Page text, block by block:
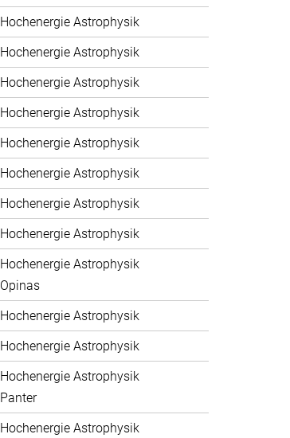
Hochenergie Astrophysik
Hochenergie Astrophysik
Hochenergie Astrophysik
Hochenergie Astrophysik
Hochenergie Astrophysik
Hochenergie Astrophysik
Hochenergie Astrophysik
Hochenergie Astrophysik
Hochenergie Astrophysik
Opinas
Hochenergie Astrophysik
Hochenergie Astrophysik
Hochenergie Astrophysik
Panter
Hochenergie Astrophysik